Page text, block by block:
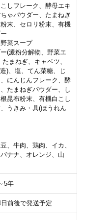
しフレーク、酵母エキ
ゃパウダー、たまねぎ
末、セロリ粉末、有機
菜スープ
(澱粉分解物、野菜エ
まねぎ、キャベツ、
)、塩、てん菜糖、じ
にんじんフレーク、酵
たまねぎパウダー、し
昆布粉末、有機白こし
うきみ・具(ほうれん
、牛肉、鶏肉、イカ、
ナナ、オレンジ、山
5年
前後で発送予定